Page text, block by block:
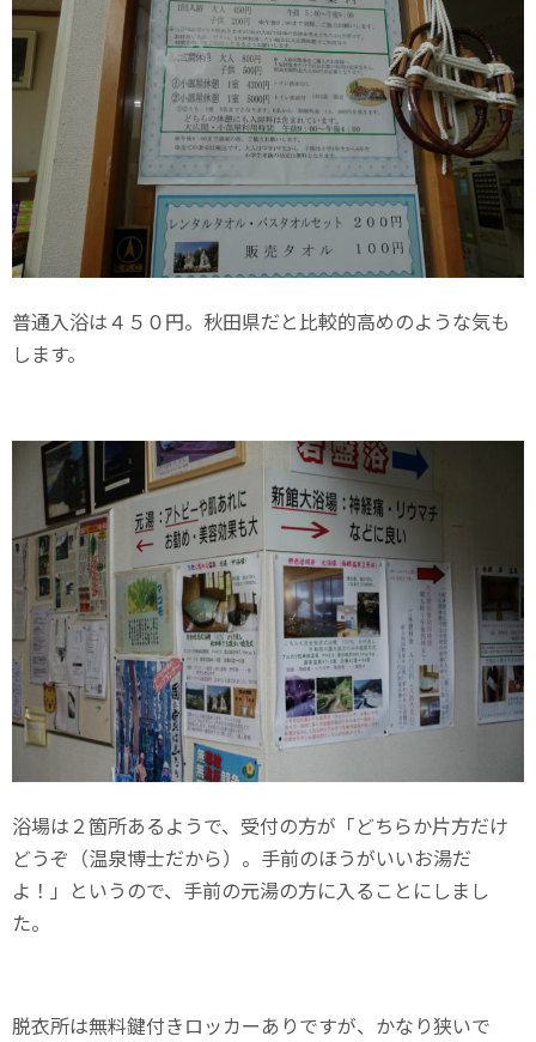
普通入浴は４５０円。秋田県だと比較的高めのような気も
します。
浴場は２箇所あるようで、受付の方が「どちらか片方だけ
どうぞ（温泉博士だから）。手前のほうがいいお湯だ
よ！」というので、手前の元湯の方に入ることにしまし
た。
脱衣所は無料鍵付きロッカーありですが、かなり狭いで